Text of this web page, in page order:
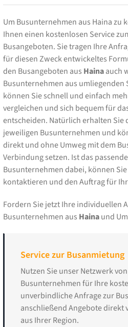
Um Busunternehmen aus Haina
Ihnen einen kostenlosen Service
Busangeboten. Sie tragen Ihre
für diesen Zweck entwickeltes
den Busangeboten aus Hainaauch
Busunternehmen aus umliegenden
können Sie schnell und einfach
vergleichen und sich bequem für
entscheiden. Natürlich erhalten Sie
jeweiligen Busunternehmen und
direkt und ohne Umweg mit dem
Verbindung setzen. Ist das
Busunternehmen dabei, können
kontaktieren und den Auftrag für
Fordern Sie jetzt Ihre individuellen
Busunternehmen aus Hainaund
Service zur Busanmietung
Nutzen Sie unser Netzwerk
Busunternehmen für Ihre
unverbindliche Anfrage zur
anschließend Angebote direkt
aus Ihrer Region.